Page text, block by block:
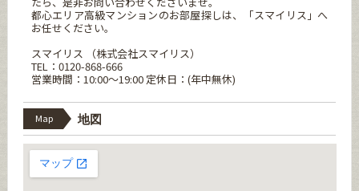
都心エリア高級マンションのお部屋探しは、「スマイリス」へ
お任せください。
スマイリス （株式会社スマイリス）
TEL：0120-868-666
営業時間：10:00～19:00 定休日：(年中無休)
Map 地図